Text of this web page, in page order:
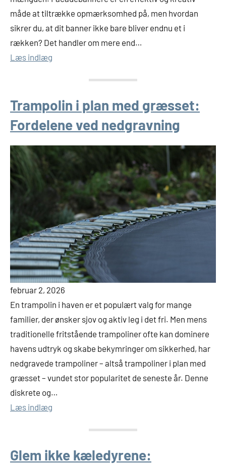
måde at tiltrække opmærksomhed på, men hvordan
sikrer du, at dit banner ikke bare bliver endnu et i
rækken? Det handler om mere end…
Læs indlæg
Trampolin i plan med græsset:
Fordelene ved nedgravning
februar 2, 2026
En trampolin i haven er et populært valg for mange
familier, der ønsker sjov og aktiv leg i det fri. Men mens
traditionelle fritstående trampoliner ofte kan dominere
havens udtryk og skabe bekymringer om sikkerhed, har
nedgravede trampoliner – altså trampoliner i plan med
græsset – vundet stor popularitet de seneste år. Denne
diskrete og…
Læs indlæg
Glem ikke kæledyrene: